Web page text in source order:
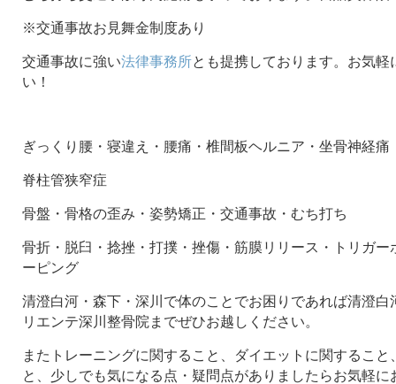
※交通事故お見舞金制度あり
交通事故に強い法律事務所とも提携しております。お気軽
い！
ぎっくり腰・寝違え・腰痛・椎間板ヘルニア・坐骨神経痛
脊柱管狭窄症
骨盤・骨格の歪み・姿勢矯正・交通事故・むち打ち
骨折・脱臼・捻挫・打撲・挫傷・筋膜リリース・トリガー
ーピング
清澄白河・森下・深川で体のことでお困りであれば清澄
リエンテ深川整骨院までぜひお越しください。
またトレーニングに関すること、ダイエットに関するこ
と、少しでも気になる点・疑問点がありましたらお気軽に